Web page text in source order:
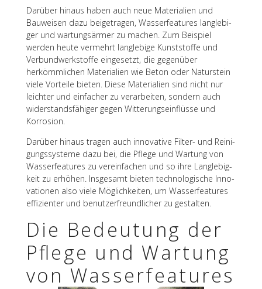
Darüber hinaus haben auch neue Mate­ria­lien und
Bauwei­sen dazu beigetra­gen, Wasser­fea­tures lang­le­bi­
ger und wartungs­är­mer zu machen. Zum Beispiel
werden heute vermehrt lang­le­bige Kunst­stoffe und
Verbund­werk­stoffe einge­setzt, die gegen­über
herkömm­li­chen Mate­ria­lien wie Beton oder Natur­stein
viele Vorteile bieten. Diese Mate­ria­lien sind nicht nur
leich­ter und einfa­cher zu verar­bei­ten, sondern auch
wider­stands­fä­hi­ger gegen Witte­rungs­ein­flüsse und
Korrosion.
Darüber hinaus tragen auch inno­va­tive Filter- und Reini­
gungs­sys­teme dazu bei, die Pflege und Wartung von
Wasser­fea­tures zu verein­fa­chen und so ihre Lang­le­big­
keit zu erhö­hen. Insge­samt bieten tech­no­lo­gi­sche Inno­
va­tio­nen also viele Möglich­kei­ten, um Wasser­fea­tures
effi­zi­en­ter und benut­zer­freund­li­cher zu gestalten.
Die Bedeu­tung der
Pflege und Wartung
von Wasserfeatures